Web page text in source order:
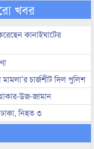
খবর
কানাইঘাটের
চার্জশীট দিল পুলিশ
উজ-জামান
নিহত ৩